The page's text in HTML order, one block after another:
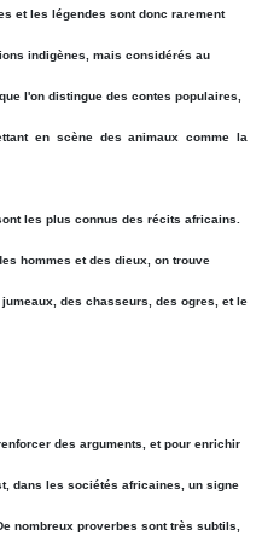
et les légendes sont donc rarement
indigènes, mais considérés au
l'on distingue des contes populaires,
en scène des animaux comme la
les plus connus des récits africains.
hommes et des dieux, on trouve
des chasseurs, des ogres, et le
des arguments, et pour enrichir
dans les sociétés africaines, un signe
nombreux proverbes sont très subtils,